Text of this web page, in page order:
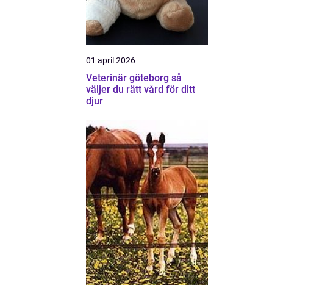
01 april 2026
Veterinär göteborg så
väljer du rätt vård för ditt
djur